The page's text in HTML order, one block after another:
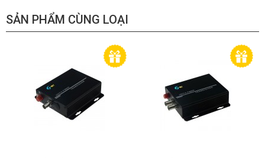
SẢN PHẨM CÙNG LOẠI